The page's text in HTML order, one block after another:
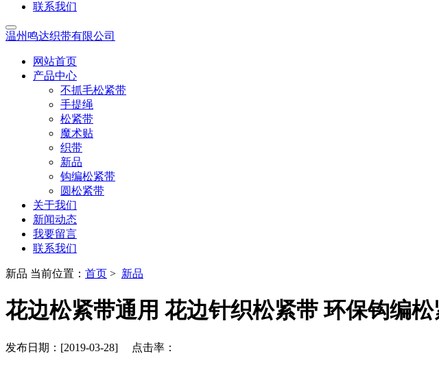
联系我们
温州鸣达织带有限公司
网站首页
产品中心
不抓毛松紧带
手提绳
松紧带
魔术贴
织带
新品
钩编松紧带
圆松紧带
关于我们
新闻动态
我要留言
联系我们
新品 当前位置： 首页 > 新品
花边松紧带通用 花边针织松紧带 环保钩编松
发布日期：[2019-03-28] 点击率：